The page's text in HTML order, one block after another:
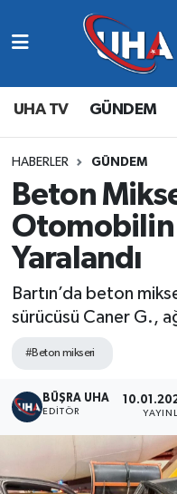
UHA TV GÜNDEM
HABERLER GÜNDEM
Beton
Otomobilin
Yaralandı
Bartın’da beton
sürücüsü Caner G.,
#Beton mikseri
BÜŞRA UHA
EDITÖR
Abone Ol
Gündem
Ekonomi
Magazin
Siyaset
Spor
Yaşam
Nöbetçi Eczaneler
Hava Durumu
Namaz Vakitleri
Trafik Durumu
Süper Lig Puan
Tüm Manşetler
Son Dakika
Haber Arşivi